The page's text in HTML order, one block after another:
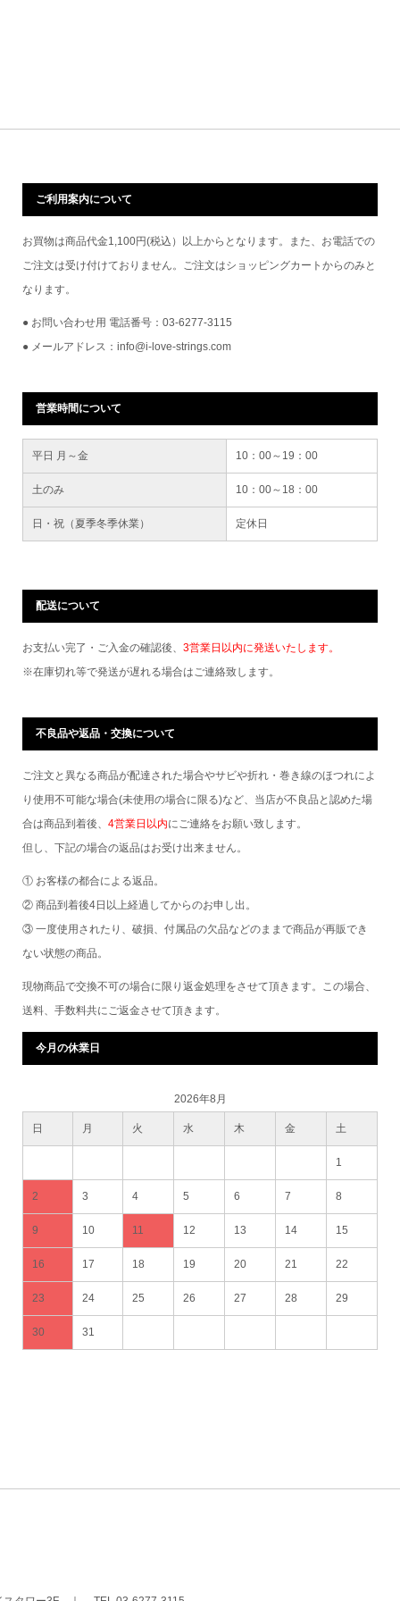
ご利用案内について
お買物は商品代金1,100円(税込）以上からとなります。また、お電話での
ご注文は受け付けておりません。ご注文はショッピングカートからのみと
なります。
● お問い合わせ用 電話番号：03-6277-3115
● メールアドレス：info@i-love-strings.com
営業時間について
平日 月～金 10：00～19：00
土のみ 10：00～18：00
日・祝（夏季冬季休業） 定休日
配送について
お支払い完了・ご入金の確認後、 3営業日以内に発送いたします。
※在庫切れ等で発送が遅れる場合はご連絡致します。
不良品や返品・交換について
ご注文と異なる商品が配達された場合やサビや折れ・巻き線のほつれによ
り使用不可能な場合(未使用の場合に限る)など、当店が不良品と認めた場
合は商品到着後、 4営業日以内にご連絡をお願い致します。
但し、下記の場合の返品はお受け出来ません。
① お客様の都合による返品。
② 商品到着後4日以上経過してからのお申し出。
③ 一度使用されたり、破損、付属品の欠品などのままで商品が再販でき
ない状態の商品。
現物商品で交換不可の場合に限り返金処理をさせて頂きます。この場合、
送料、手数料共にご返金させて頂きます。
今月の休業日
2026年8月
日 月 火 水 木 金 土
1
2 3 4 5 6 7 8
9 10 11 12 13 14 15
16 17 18 19 20 21 22
23 24 25 26 27 28 29
30 31